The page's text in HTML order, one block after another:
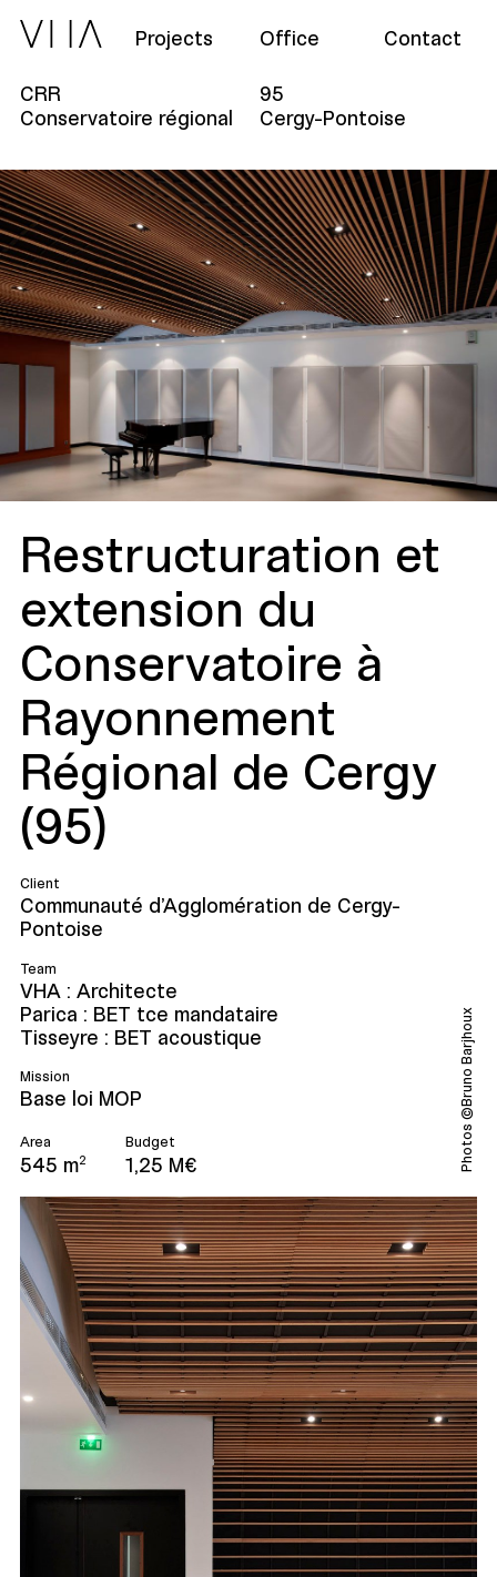
Projects Office Contact
CRR
Conservatoire régional
95
Cergy-Pontoise
Restructuration et
extension du
Conservatoire à
Rayonnement
Régional de Cergy
(95)
Client
Communauté d'Agglomération de Cergy-
Pontoise
Team
VHA : Architecte
Parica : BET tce mandataire
Tisseyre : BET acoustique
Mission
Base loi MOP
Area
545 m2
Budget
1,25 M€ Photos ©Bruno Barjhoux